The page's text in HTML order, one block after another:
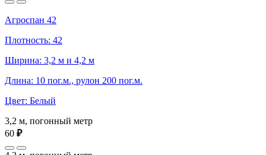
Агроспан 42
Плотность: 42
Ширина: 3,2 м и 4,2 м
Длина: 10 пог.м., рулон 200 пог.м.
Цвет: Белый
3,2 м, погонный метр
60 ₽